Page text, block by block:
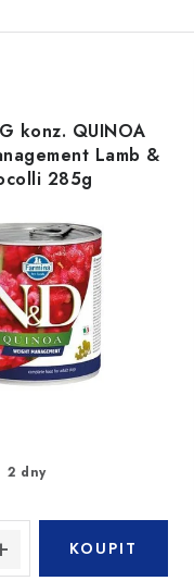
konz. QUINOA
Lamb &
285g
2 dny